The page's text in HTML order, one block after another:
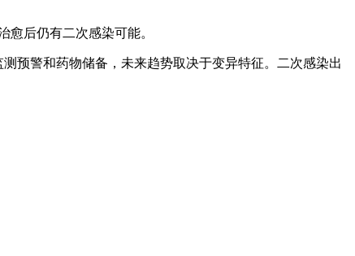
后仍有二次感染可能。
预警和药物储备，未来趋势取决于变异特征。二次感染出